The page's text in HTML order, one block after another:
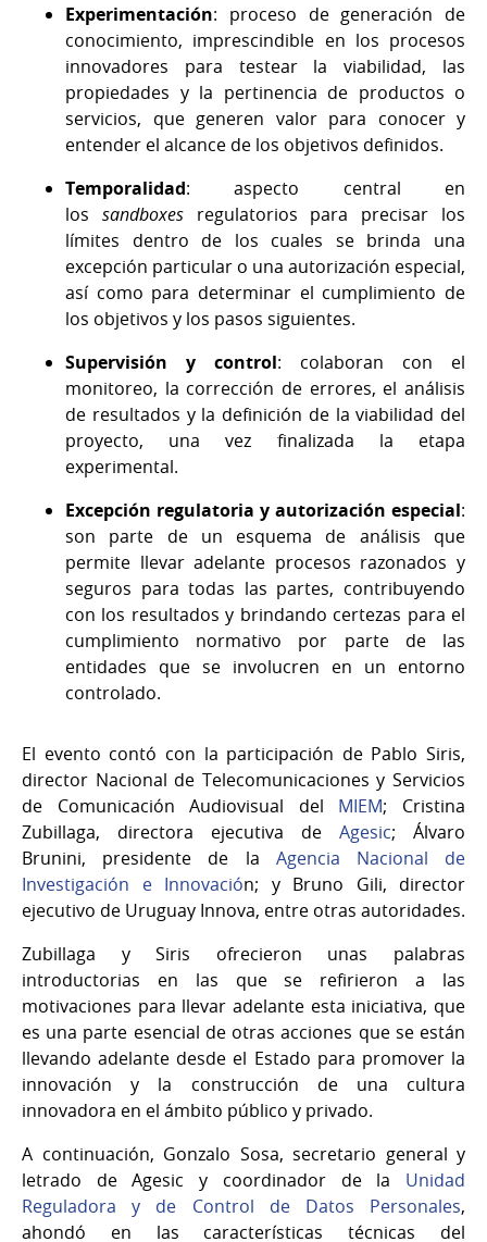
Experimentación: proceso de generación de
conocimiento, imprescindible en los procesos
innovadores para testear la viabilidad, las
propiedades y la pertinencia de productos o
servicios, que generen valor para conocer y
entender el alcance de los objetivos definidos.
Temporalidad: aspecto central en
los sandboxesregulatorios para precisar los
límites dentro de los cuales se brinda una
excepción particular o una autorización especial,
así como para determinar el cumplimiento de
los objetivos y los pasos siguientes.
Supervisión y control: colaboran con el
monitoreo, la corrección de errores, el análisis
de resultados y la definición de la viabilidad del
proyecto, una vez finalizada la etapa
experimental.
Excepción regulatoria y autorización especial:
son parte de un esquema de análisis que
permite llevar adelante procesos razonados y
seguros para todas las partes, contribuyendo
con los resultados y brindando certezas para el
cumplimiento normativo por parte de las
entidades que se involucren en un entorno
controlado.
El evento contó con la participación de Pablo Siris,
director Nacional de Telecomunicaciones y Servicios
de Comunicación Audiovisual del MIEM; Cristina
Zubillaga, directora ejecutiva de Agesic; Álvaro
Brunini, presidente de la Agencia Nacional de
Investigación e Innovación; y Bruno Gili, director
ejecutivo de Uruguay Innova, entre otras autoridades.
Zubillaga y Siris ofrecieron unas palabras
introductorias en las que se refirieron a las
motivaciones para llevar adelante esta iniciativa, que
es una parte esencial de otras acciones que se están
llevando adelante desde el Estado para promover la
innovación y la construcción de una cultura
innovadora en el ámbito público y privado.
A continuación, Gonzalo Sosa, secretario general y
letrado de Agesic y coordinador de la Unidad
Reguladora y de Control de Datos Personales,
ahondó en las características técnicas del